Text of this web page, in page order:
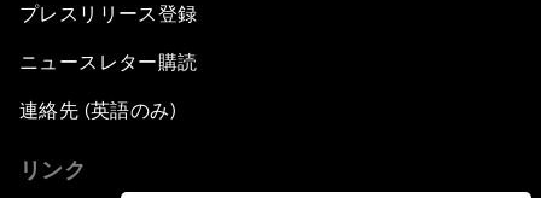
プレスリリース登録
ニュースレター購読
連絡先 (英語のみ)
リンク